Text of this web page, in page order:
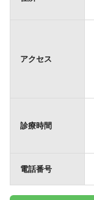
アクセス
診療時間
電話番号